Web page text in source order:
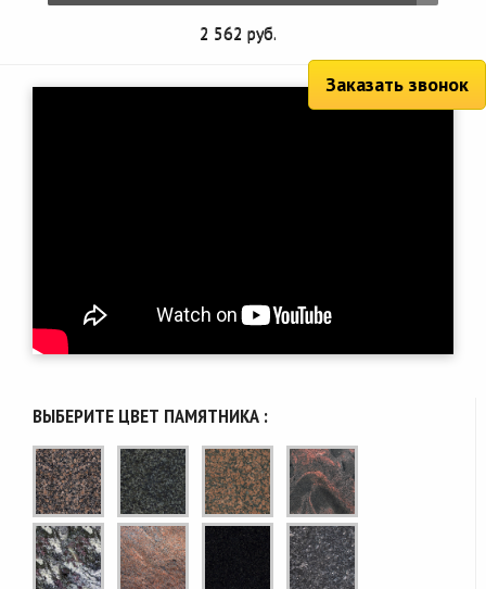
2 562 руб.
Заказать звонок
ВЫБЕРИТЕ ЦВЕТ ПАМЯТНИКА :